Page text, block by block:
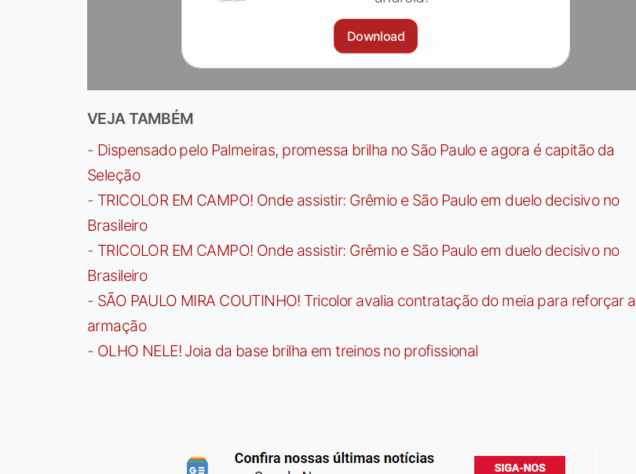
Download
VEJA TAMBÉM
- Dispensado pelo Palmeiras, promessa brilha no São Paulo e agora é capitão da
Seleção
- TRICOLOR EM CAMPO! Onde assistir: Grêmio e São Paulo em duelo decisivo no
Brasileiro
- TRICOLOR EM CAMPO! Onde assistir: Grêmio e São Paulo em duelo decisivo no
Brasileiro
- SÃO PAULO MIRA COUTINHO! Tricolor avalia contratação do meia para reforçar a
armação
- OLHO NELE! Joia da base brilha em treinos no profissional